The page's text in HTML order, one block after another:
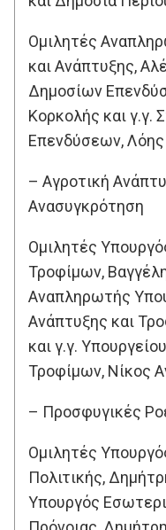
Ομιλητές
και Ανάπτυξης,
Δημοσίων
Κορκολής και γ.γ.
Επενδύσεων, Λόης
– Αγροτική
Ανασυγκρότηση
Ομιλητές
Τροφίμων,
Αναπληρωτής
Ανάπτυξης και
και γ.γ.
Τροφίμων, Νίκος
– Προσφυγικές
Ομιλητές
Πολιτικής,
Υπουργός